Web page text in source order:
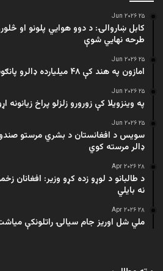
۲۵ Jun ۲۰۲۶
کابل ښاروالۍ: د دوو هوايي پلونو او
طرحه نهایي شوې
۲۵ Jun ۲۰۲۶
امازون په هند کې ۴۸ میلیارده ډالرو پانګونه کوي
۲۵ Jun ۲۰۲۶
په وینزویلا کې زورورو زلزلو پراخ زیانونه
۲۵ Jun ۲۰۲۶
سویس د افغانستان د بشري مرستو
ډالر مرسته کوي
۲۸ Apr ۲۰۲۶
د طالبانو د لوړو زده کړو وزیر: افغانان
نه بایلي
۲۸ Apr ۲۰۲۶
ملي شل اوریز جام سیالۍ راتلونکې